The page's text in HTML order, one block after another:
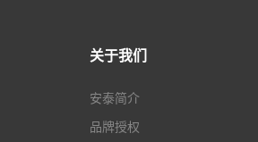
关于我们
安泰简介
品牌授权